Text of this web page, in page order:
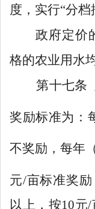
度，实行“分档
政府定价
格的农业用水
第十七条
奖励标准为：
不奖励，每年
元/亩标准奖励
以上，按10元/